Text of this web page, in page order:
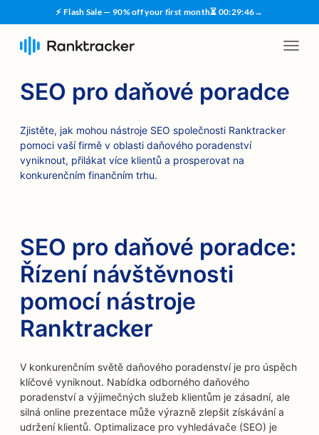
⚡ Flash Sale — 90% off your first month⏳ 00:29:45→
SEO pro daňové poradce
Zjistěte, jak mohou nástroje SEO společnosti Ranktracker
pomoci vaší firmě v oblasti daňového poradenství
vyniknout, přilákat více klientů a prosperovat na
konkurenčním finančním trhu.
SEO pro daňové poradce:
Řízení návštěvnosti
pomocí nástroje
Ranktracker
V konkurenčním světě daňového poradenství je pro úspěch
klíčové vyniknout. Nabídka odborného daňového
poradenství a výjimečných služeb klientům je zásadní, ale
silná online prezentace může výrazně zlepšit získávání a
udržení klientů. Optimalizace pro vyhledávače (SEO) je